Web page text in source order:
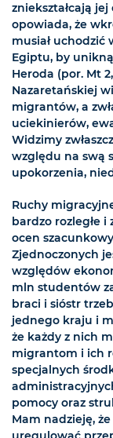
zniekształcają
opowiada, że
musiał uchodzić
Egiptu, by
Heroda (por. Mt
Nazaretańskiej
migrantów, a
uciekinierów,
Widzimy
względu na swą
upokorzenia,
Ruchy
bardzo rozległe i
ocen
Zjednoczonych
względów
mln studentów
braci i sióstr
jednego kraju i
że każdy z nich
migrantom i ich
specjalnych
pomocy oraz
Mam nadzieję,